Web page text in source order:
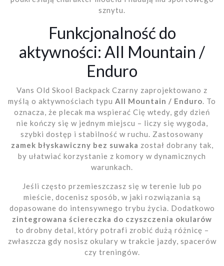
sznytu.
Funkcjonalność do
aktywności: All Mountain /
Enduro
Vans Old Skool Backpack Czarny zaprojektowano z
myślą o aktywnościach typu All Mountain / Enduro . To
oznacza, że plecak ma wspierać Cię wtedy, gdy dzień
nie kończy się w jednym miejscu – liczy się wygoda,
szybki dostęp i stabilność w ruchu. Zastosowany
zamek błyskawiczny bez suwaka został dobrany tak,
by ułatwiać korzystanie z komory w dynamicznych
warunkach.
Jeśli często przemieszczasz się w terenie lub po
mieście, docenisz sposób, w jaki rozwiązania są
dopasowane do intensywnego trybu życia. Dodatkowo
zintegrowana ściereczka do czyszczenia okularów
to drobny detal, który potrafi zrobić dużą różnicę –
zwłaszcza gdy nosisz okulary w trakcie jazdy, spacerów
czy treningów.